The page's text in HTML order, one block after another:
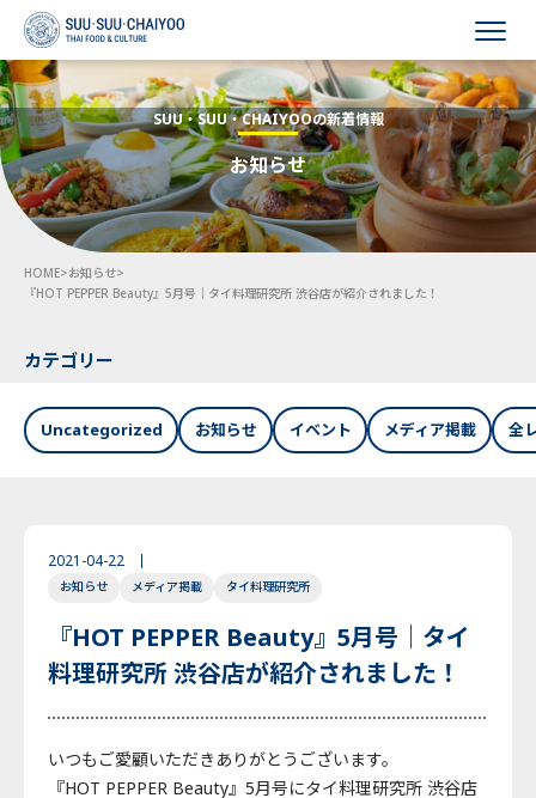
HOME
会社概要
事業内容
採用情報
English Japanese Thai
SUU・SUU・CHAIYOOの新着情報
お知らせ
HOME>お知らせ>
『HOT PEPPER Beauty』5月号｜タイ料理研究所 渋谷店が紹介されました！
カテゴリー
Uncategorized お知らせ イベント メディア掲載 全
2021-04-22
お知らせ メディア掲載 タイ料理研究所
『HOT PEPPER Beauty』5月号｜タイ
料理研究所 渋谷店が紹介されました！
いつもご愛顧いただきありがとうございます。
『HOT PEPPER Beauty』5月号にタイ料理研究所 渋谷店